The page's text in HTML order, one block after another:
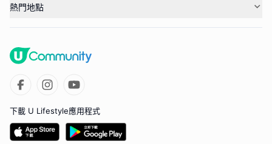
熱門地點
下載 U Lifestyle應用程式